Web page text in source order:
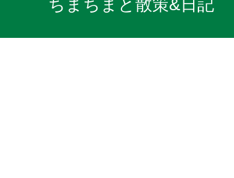
ちまちまと散策&日記